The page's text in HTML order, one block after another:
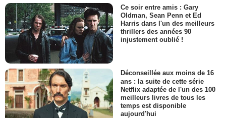
Ce soir entre amis : Gary
Oldman, Sean Penn et Ed
Harris dans l'un des meilleurs
thrillers des années 90
injustement oublié !
Déconseillée aux moins de 16
ans : la suite de cette série
Netflix adaptée de l'un des 100
meilleurs livres de tous les
temps est disponible
aujourd'hui